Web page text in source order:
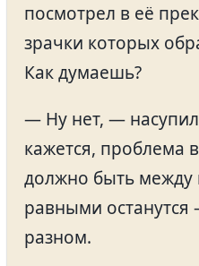
посмотрел в её
зрачки которых
Как думаешь?
— Ну нет, —
кажется, проблема
должно быть между
равными
разном.